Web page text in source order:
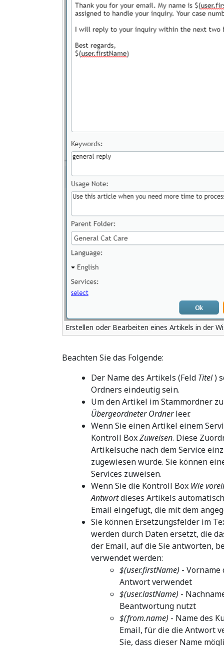
Erstellen oder Bearbeiten eines Artikels in der
Beachten Sie das Folgende:
Der Name des Artikels (Feld Titel)
Ordners eindeutig sein.
Um den Artikel im Stammordner
Übergeordneter Ordnerleer.
Wenn Sie einen Artikel einem
Kontroll BoxZuweisen. Diese
Artikelsuche nach dem Service
zugewiesen wurde. Sie können
Services zuweisen.
Wenn Sie die Kontroll Box Wie
Antwortdieses Artikels
Email eingefügt, die mit dem
Sie können Ersetzungsfelder im
werden durch Daten ersetzt, die
der Email, auf die Sie antworten,
verwendet werden:
$(user.firstName) -
Antwort verwendet
$(user.lastName) -
Beantwortung nutzt
$(from.name) - Name des
Email, für die die Antwort
Sie, dass dieser Name